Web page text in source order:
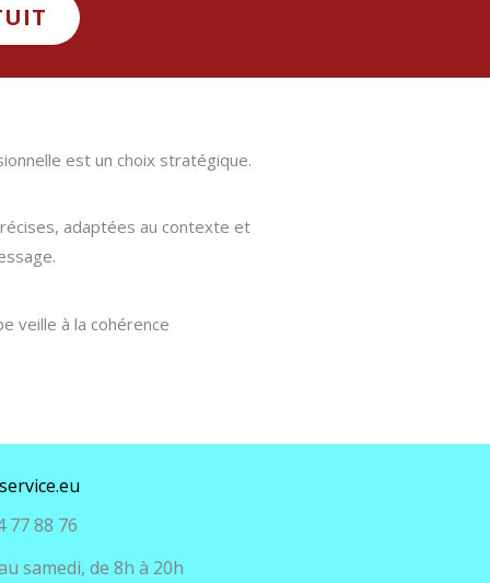
est un choix stratégique.
adaptées au contexte et
veille à la cohérence
77 88 76
samedi, de 8h à 20h